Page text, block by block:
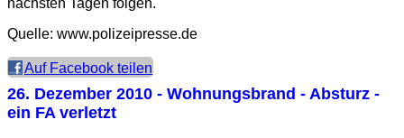
Quelle: www.polizeipresse.de
Auf Facebook teilen
26. Dezember 2010 - Wohnungsbrand - Absturz -
ein FA verletzt